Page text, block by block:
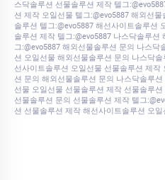
스닥솔루션 선물솔루션 제작 텔그
션 제작 오일선물 텔그:@evo5887 해외선
솔루션 텔그:@evo5887 해선사이트솔루션
솔루션 제작 텔그:@evo5887 나스닥솔루
그:@evo5887 해외선물솔루션 문의 나스
션 오일선물 해외선물솔루션 문의 나스닥
선사이트솔루션 오일선물 선물솔루션 제작
션 문의 해외선물솔루션 문의 나스닥솔루
선물 오일선물 선물솔루션 제작 선물솔루
선물솔루션 문의 선물솔루션 제작 텔그
션 선물솔루션 제작 해선사이트솔루션 오일